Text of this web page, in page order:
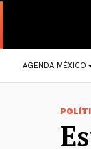
AGENDA MÉXICO